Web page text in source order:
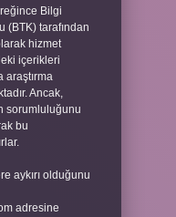
Bilgi
(BTK) tarafından
hizmet
içerikleri
araştırma
Ancak,
sorumluluğunu
bu
aykırı olduğunu
adresine